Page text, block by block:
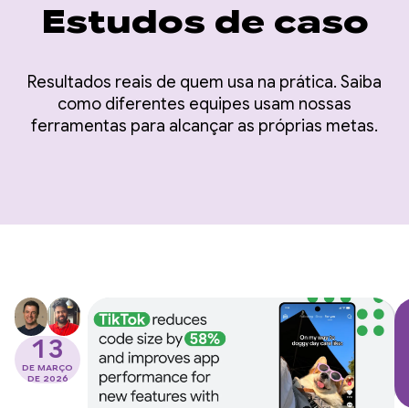
Estudos de caso
Resultados reais de quem usa na prática. Saiba
como diferentes equipes usam nossas
ferramentas para alcançar as próprias metas.
13
DE MARÇO
DE 2026